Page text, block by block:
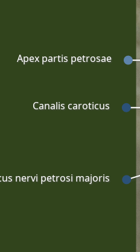
nervi petrosi majoris
Canalis caroticus
Apex partis petrosae